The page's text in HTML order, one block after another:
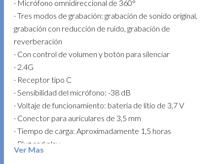
· Micrófono omnidireccional de 360°
· Tres modos de grabación: grabación de sonido original,
grabación con reducción de ruido, grabación de
reverberación
· Con control de volumen y botón para silenciar
· 2.4G
· Receptor tipo C
· Sensibilidad del micrófono: -38 dB
· Voltaje de funcionamiento: batería de litio de 3,7 V
· Conector para auriculares de 3,5 mm
· Tiempo de carga: Aproximadamente 1,5 horas
· Plug and play
Ver Mas